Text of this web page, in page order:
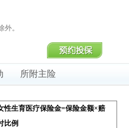
。
所附主险
性生育医疗保险金=保险金额×赔
比例